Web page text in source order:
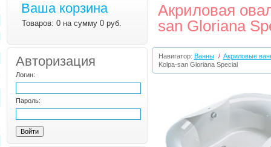
Ваша корзина
Товаров: 0 на сумму 0 руб.
Авторизация
Логин:
Пароль:
Акриловая
san Gloriana
Навигатор: Ванны / Акриловые
Kolpa-san Gloriana Special